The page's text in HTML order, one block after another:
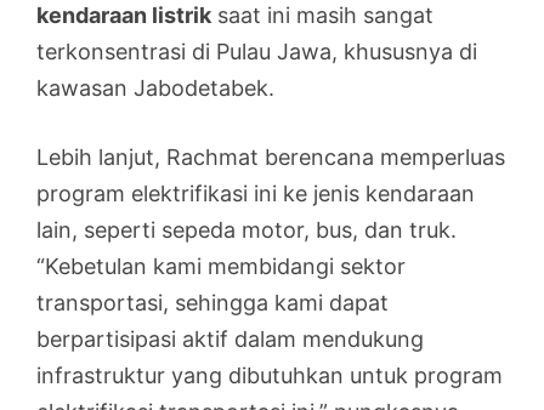
kendaraan listrik saat ini masih sangat
terkonsentrasi di Pulau Jawa, khususnya di
kawasan Jabodetabek.
Lebih lanjut, Rachmat berencana memperluas
program elektrifikasi ini ke jenis kendaraan
lain, seperti sepeda motor, bus, dan truk.
“Kebetulan kami membidangi sektor
transportasi, sehingga kami dapat
berpartisipasi aktif dalam mendukung
infrastruktur yang dibutuhkan untuk program